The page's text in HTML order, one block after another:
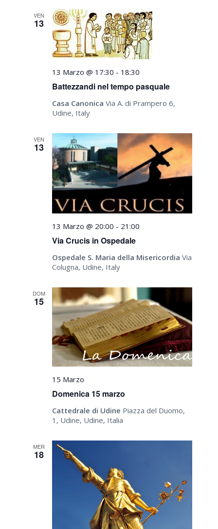
VEN
13
Battezzandi nel tempo pasquale
13 Marzo @ 17:30 - 18:30
Casa CanonicaVia A. di Prampero 6,
Udine, Italy
VEN
13
Via Crucis in Ospedale
13 Marzo @ 20:00 - 21:00
Ospedale S. Maria della MisericordiaVia
Colugna, Udine, Italy
DOM
15
Domenica 15 marzo
15 Marzo
Cattedrale di Udine Piazza del Duomo,
1, Udine, Udine, Italia
MER
18